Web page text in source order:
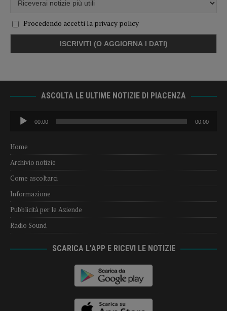
Procedendo accetti la privacy policy
ASCOLTA LE ULTIME NOTIZIE DI PIACENZA
Audio
Player
00:00 00:00
Home
Archivio notizie
Come ascoltarci
Informazione
Pubblicità per le Aziende
Radio Sound
SCARICA L’APP E RICEVI LE NOTIZIE